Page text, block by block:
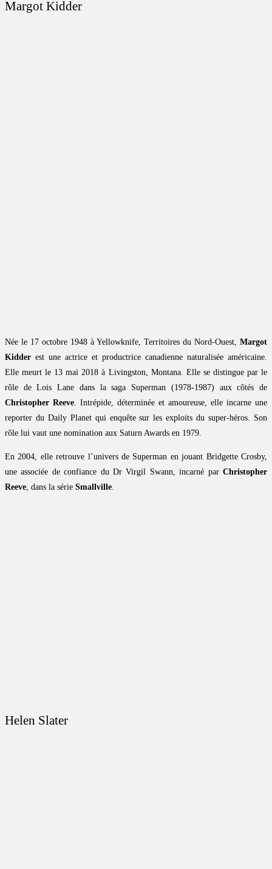
Margot Kidder
Née le 17 octobre 1948 à Yellowknife, Territoires du Nord-Ouest, Margot
Kidder est une actrice et productrice canadienne naturalisée américaine.
Elle meurt le 13 mai 2018 à Livingston, Montana. Elle se distingue par le
rôle de Lois Lane dans la saga Superman (1978-1987) aux côtés de
Christopher Reeve . Intrépide, déterminée et amoureuse, elle incarne une
reporter du Daily Planet qui enquête sur les exploits du super-héros. Son
rôle lui vaut une nomination aux Saturn Awards en 1979.
En 2004, elle retrouve l’univers de Superman en jouant Bridgette Crosby,
une associée de confiance du Dr Virgil Swann, incarné par Christopher
Reeve , dans la série Smallville
Helen Slater